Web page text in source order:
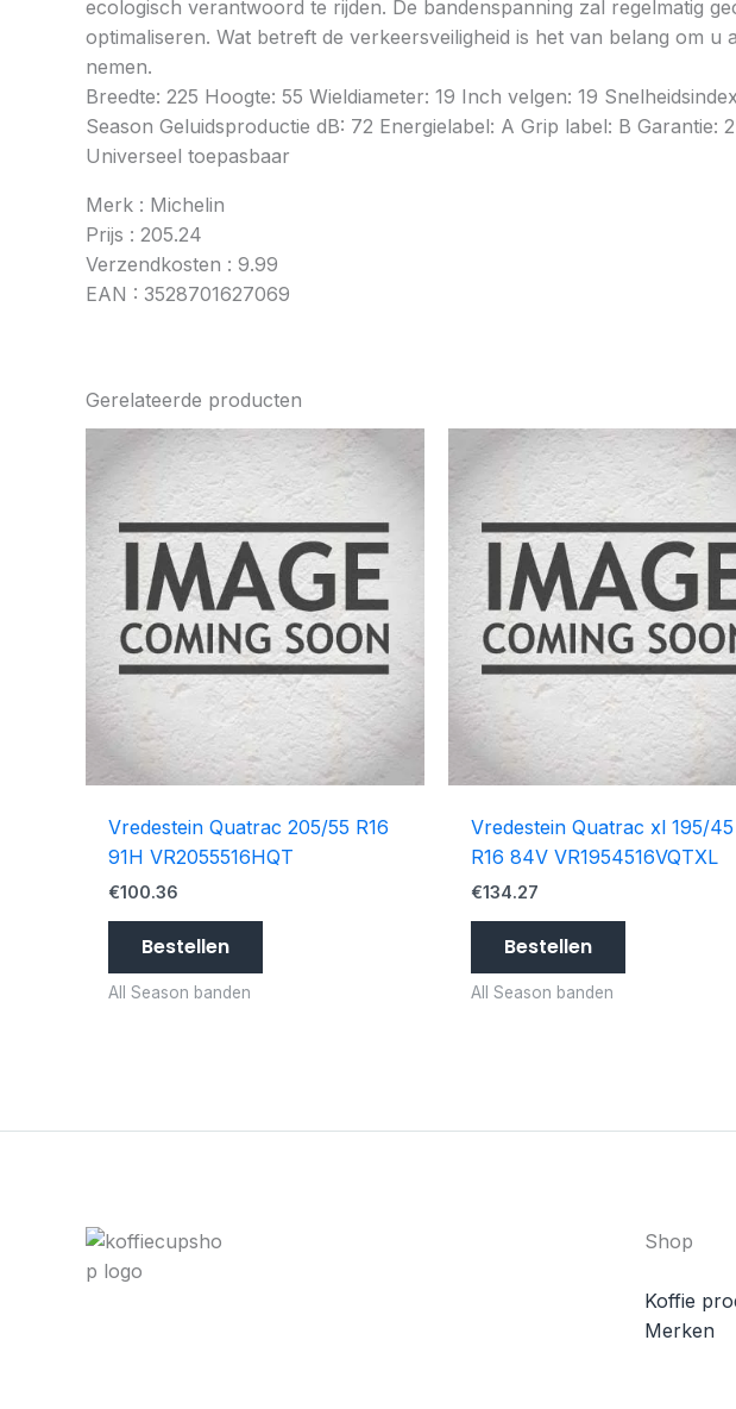
ecologisch verantwoord te rijden. De bandenspanning zal regelmatig
optimaliseren. Wat betreft de verkeersveiligheid is het van belang om
nemen.
Breedte: 225 Hoogte: 55 Wieldiameter: 19 Inch velgen: 19
Season Geluidsproductie dB: 72 Energielabel: A Grip label: B Garantie:
Universeel toepasbaar
Merk : Michelin
Prijs : 205.24
Verzendkosten : 9.99
EAN : 3528701627069
Gerelateerde producten
Vredestein Quatrac 205/55 R16
91H VR2055516HQT
€100.36
Bestellen
All Season banden
Vredestein Quatrac xl 195/45
R16 84V VR1954516VQTXL
€134.27
Bestellen
All Season banden
Shop
Koffie
Merken